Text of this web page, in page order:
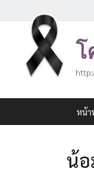
โ
หน้า
น้